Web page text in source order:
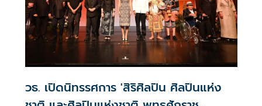
วธ. เปิดนิทรรศการ 'สิริศิลปิน ศิลปินแห่ง